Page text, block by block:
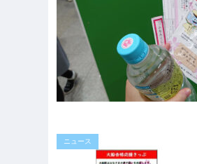
ニュース